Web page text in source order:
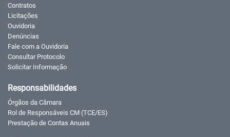
Contratos
Licitações
Ouvidoria
Denúncias
Fale com a Ouvidoria
Consultar Protocolo
Solicitar Informação
Responsabilidades
Órgãos da Câmara
Rol de Responsáveis CM (TCE/ES)
Prestação de Contas Anuais